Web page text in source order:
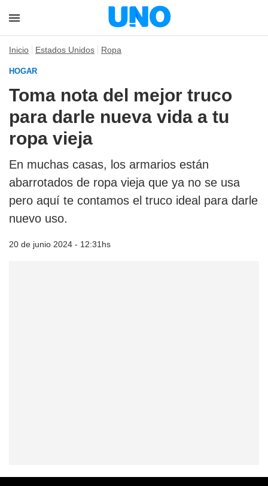
Inicio Estados Unidos Ropa
HOGAR
Toma nota del mejor truco
para darle nueva vida a tu
ropa vieja
En muchas casas, los armarios están
abarrotados de ropa vieja que ya no se usa
pero aquí te contamos el truco ideal para darle
nuevo uso.
20 de junio 2024 - 12:31hs